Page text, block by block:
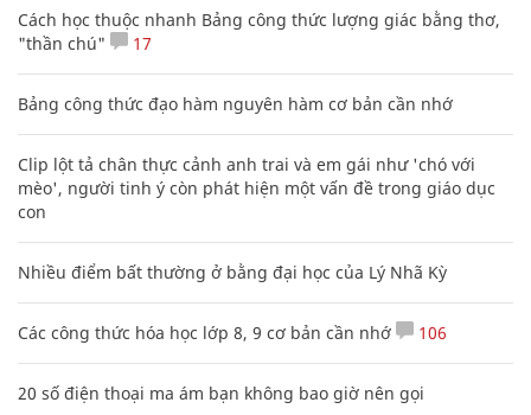
Cách học thuộc nhanh Bảng công thức lượng giác bằng thơ,
"thần chú"
17
Bảng công thức đạo hàm nguyên hàm cơ bản cần nhớ
Clip lột tả chân thực cảnh anh trai và em gái như 'chó với
mèo', người tinh ý còn phát hiện một vấn đề trong giáo dục
con
Nhiều điểm bất thường ở bằng đại học của Lý Nhã Kỳ
Các công thức hóa học lớp 8, 9 cơ bản cần nhớ 106
20 số điện thoại ma ám bạn không bao giờ nên gọi